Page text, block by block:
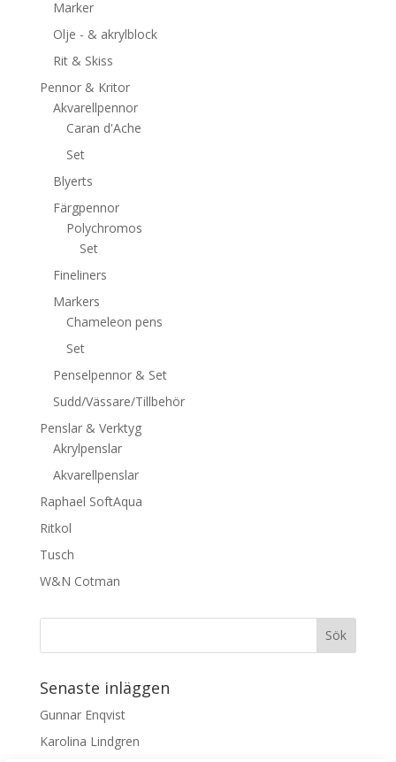
Marker
Olje - & akrylblock
Rit & Skiss
Pennor & Kritor
Akvarellpennor
Caran d'Ache
Set
Blyerts
Färgpennor
Polychromos
Set
Fineliners
Markers
Chameleon pens
Set
Penselpennor & Set
Sudd/Vässare/Tillbehör
Penslar & Verktyg
Akrylpenslar
Akvarellpenslar
Raphael SoftAqua
Ritkol
Tusch
W&N Cotman
Senaste inläggen
Gunnar Enqvist
Karolina Lindgren